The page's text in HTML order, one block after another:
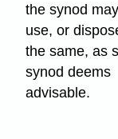
the synod
use, or
the same, as
synod deems
advisable.